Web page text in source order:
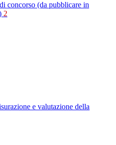
concorso (da pubblicare in
2
e valutazione della